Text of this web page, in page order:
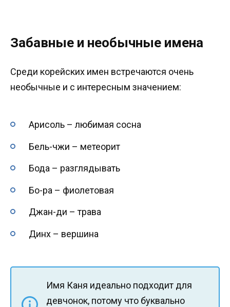
Забавные и необычные имена
Среди корейских имен встречаются очень
необычные и с интересным значением:
Арисоль – любимая сосна
Бель-чжи – метеорит
Бода – разглядывать
Бо-ра – фиолетовая
Джан-ди – трава
Динх – вершина
Имя Каня идеально подходит для
девчонок, потому что буквально